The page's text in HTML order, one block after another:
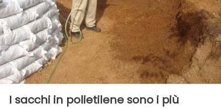
I sacchi in polietilene sono i più